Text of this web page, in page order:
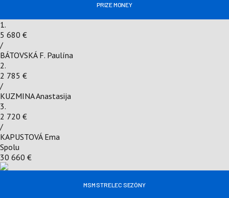
PRIZE MONEY
1.
5 680 €
/
BÁTOVSKÁ F. Paulína
2.
2 785 €
/
KUZMINA Anastasija
3.
2 720 €
/
KAPUSTOVÁ Ema
Spolu
30 660 €
MSM STRELEC SEZÓNY